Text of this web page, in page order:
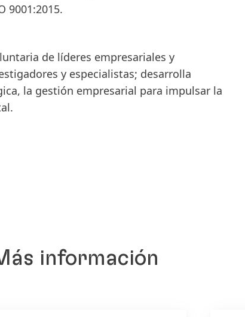
9001:2015.
de líderes empresariales y
y especialistas; desarrolla
la gestión empresarial para impulsar la
información